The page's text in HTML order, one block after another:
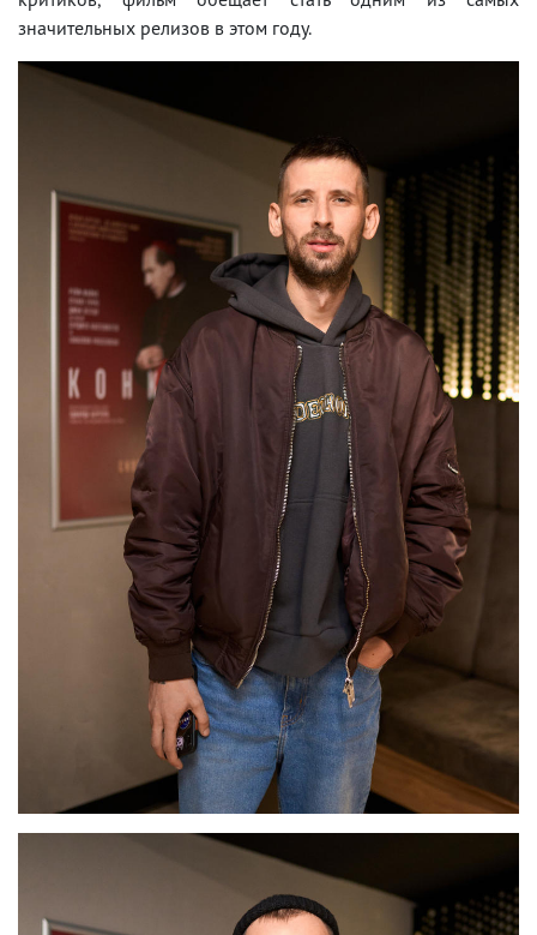
значительных релизов в этом году.